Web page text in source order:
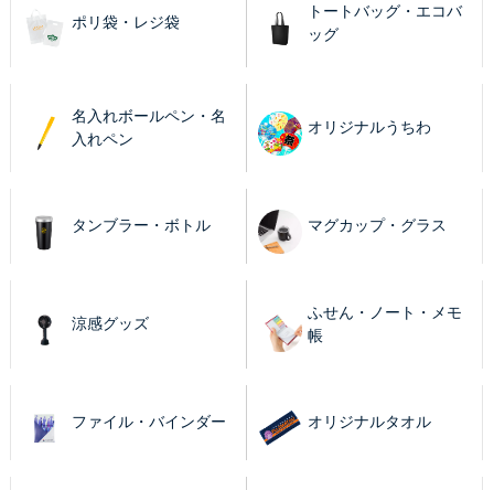
ポリ袋・レジ袋
トートバッグ・エコバ
ッグ
名入れボールペン・名
入れペン
オリジナルうちわ
タンブラー・ボトル マグカップ・グラス
涼感グッズ
ふせん・ノート・メモ
帳
ファイル・バインダー オリジナルタオル